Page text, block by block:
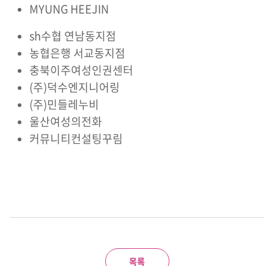
MYUNG HEEJIN
sh수협 연남동지점
농협은행 서교동지점
충북이주여성인권센터
(주)덕수엔지니어링
(주)민들레누비
울산여성의전화
커뮤니티컨설팅꾸림
목록